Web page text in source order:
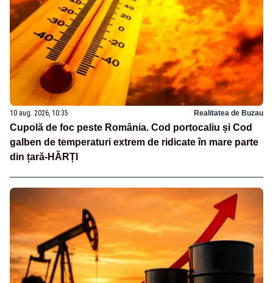
10 aug. 2026, 10:35 Realitatea de Buzau
Cupolă de foc peste România. Cod portocaliu și Cod
galben de temperaturi extrem de ridicate în mare parte
din țară-HĂRȚI